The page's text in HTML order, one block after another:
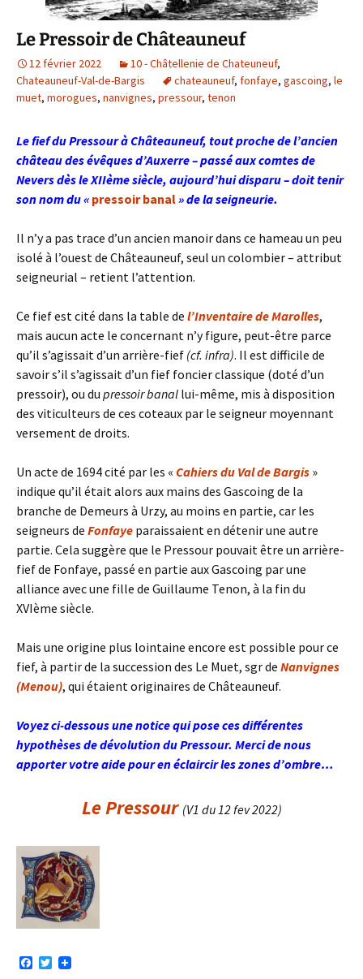
Le Pressoir de Châteauneuf
12 février 2022 10 - Châtellenie de Chateuneuf,
Chateauneuf-Val-de-Bargis
chateauneuf, fonfaye, gascoing, le
muet, morogues, nanvignes, pressour, tenon
Le fief du Pressour à Châteauneuf, tout proche de l’ancien
château des évêques d’Auxerre – passé aux comtes de
Nevers dès le XIIème siècle, aujourd’hui disparu – doit tenir
son nom du « pressoir banal» de la seigneurie.
Il n’y a pas trace d’un ancien manoir dans ce hameau un peu
isolé à l’ouest de Châteauneuf, seul un colombier – attribut
seigneurial – retient l’attention.
Ce fief est cité dans la table de l’Inventaire de Marolles,
mais aucun acte le concernant n’y figure, peut-être parce
qu’il s’agissait d’un arrière-fief (cf. infra). Il est difficile de
savoir s’il s’agissait d’un fief foncier classique (doté d’un
pressoir), ou du pressoir banal lui-même, mis à disposition
des viticulteurs de ces coteaux par le seigneur moyennant
versement de droits.
Un acte de 1694 cité par les « Cahiers du Val de Bargis »
indique qu’il était alors aux mains des Gascoing de la
branche de Demeurs à Urzy, au moins en partie, car les
seigneurs de Fonfaye paraissaient en détenir une autre
partie. Cela suggère que le Pressour pouvait être un arrière-
fief de Fonfaye, passé en partie aux Gascoing par une
alliance avec une fille de Guillaume Tenon, à la fin du
XVIème siècle.
Mais une origine plus lointaine encore est possible pour ce
fief, à partir de la succession des Le Muet, sgr de Nanvignes
(Menou), qui étaient originaires de Châteauneuf.
Voyez ci-dessous une notice qui pose ces différentes
hypothèses de dévolution du Pressour. Merci de nous
apporter votre aide pour en éclaircir les zones d’ombre…
Le Pressour (V1 du 12 fev 2022)
T